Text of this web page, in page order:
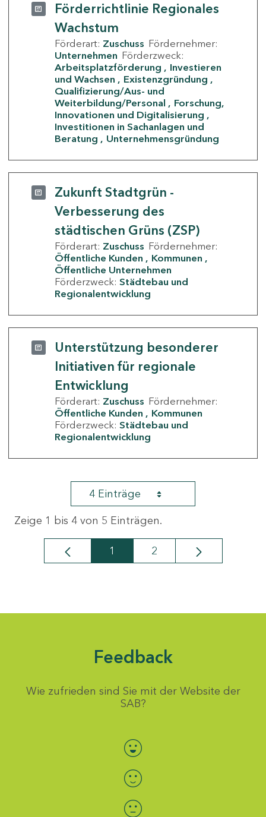
Förderrichtlinie Regionales
Wachstum
Förderart: Zuschuss Fördernehmer:
Unternehmen Förderzweck:
Arbeitsplatzförderung
Investieren
und Wachsen
Existenzgründung
Qualifizierung/Aus- und
Weiterbildung/Personal
Forschung,
Innovationen und Digitalisierung
Investitionen in Sachanlagen und
Beratung
Unternehmensgründung
Zukunft Stadtgrün -
Verbesserung des
städtischen Grüns (ZSP)
Förderart: Zuschuss Fördernehmer:
Öffentliche Kunden
Kommunen
Öffentliche Unternehmen
Förderzweck: Städtebau und
Regionalentwicklung
Unterstützung besonderer
Initiativen für regionale
Entwicklung
Förderart: Zuschuss Fördernehmer:
Öffentliche Kunden
Kommunen
Förderzweck: Städtebau und
Regionalentwicklung
4 Einträge
Zeige 1 bis 4 von 5 Einträgen.
Seite
1 Seite
2
Feedback
Wie zufrieden sind Sie mit der Website der
SAB?
Bewertung auswählen